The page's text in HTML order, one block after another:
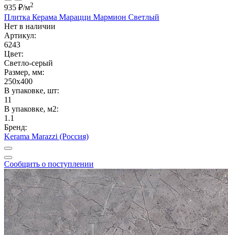
935 ₽/м2
Плитка Керама Марацци Мармион Светлый
Нет в наличии
Артикул:
6243
Цвет:
Светло-серый
Размер, мм:
250x400
В упаковке, шт:
11
В упаковке, м2:
1.1
Бренд:
Kerama Marazzi (Россия)
Сообщить о поступлении